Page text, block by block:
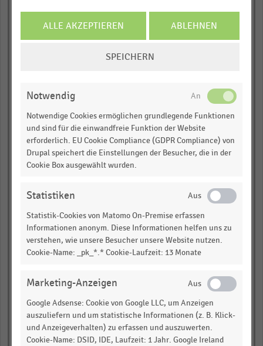
steigern
empty
Einhaltung gesetzlicher
Vorschriften
empty
Büroflächen reduzieren
ALLE AKZEPTIEREN ABLEHNEN
SPEICHERN
Notwendig
Notwendige Cookies ermöglichen grundlegende Funktionen
und sind für die einwandfreie Funktion der Website
erforderlich. EU Cookie Compliance (GDPR Compliance) von
Drupal speichert die Einstellungen der Besucher, die in der
Cookie Box ausgewählt wurden.
Statistiken
Statistik-Cookies von Matomo On-Premise erfassen
Informationen anonym. Diese Informationen helfen uns zu
verstehen, wie unsere Besucher unsere Website nutzen.
Cookie-Name: _pk_*.* Cookie-Laufzeit: 13 Monate
Marketing-Anzeigen
Google Adsense: Cookie von Google LLC, um Anzeigen
auszuliefern und um statistische Informationen (z. B. Klick-
und Anzeigeverhalten) zu erfassen und auszuwerten.
Cookie-Name: DSID, IDE, Laufzeit: 1 Jahr. Google Ireland